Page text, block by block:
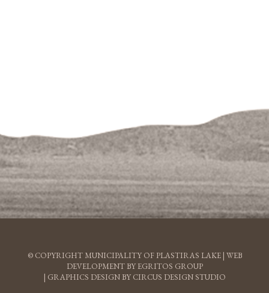
© COPYRIGHT MUNICIPALITY OF PLASTIRAS LAKE | WEB
DEVELOPMENT BY EGRITOS GROUP
| GRAPHICS DESIGN BY CIRCUS DESIGN STUDIO